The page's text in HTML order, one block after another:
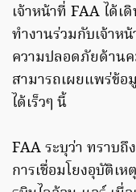
เจ้าหน้าที่ FAA ได้เ
ทำงานร่วมกับเจ้าห
ความปลอดภัยด้าน
สามารถเผยแพร่ข้อ
ได้เร็วๆ นี้
FAA ระบุว่า ทราบถึ
การเชื่อมโยงอุบัติเ